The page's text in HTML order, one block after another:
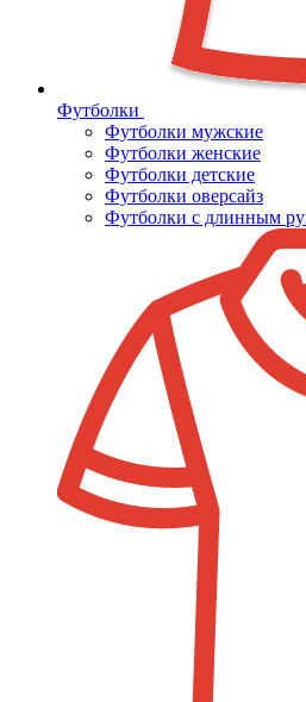
Футболки
Футболки мужские
Футболки женские
Футболки детские
Футболки оверсайз
Футболки с длинным